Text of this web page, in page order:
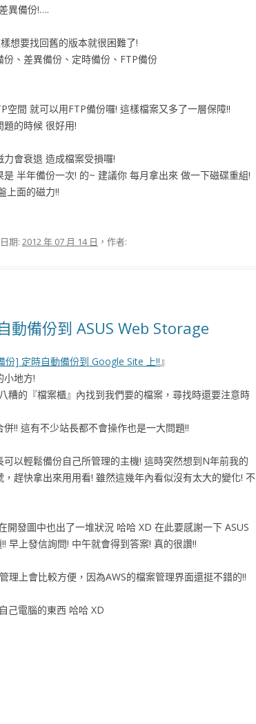
異備份!….
想要找回舊的版本就很困難了!
、差異備份、定時備份、FTP備份
空間 就可以用FTP備份囉! 這樣檔案又多了一層保障!!
的時候 很好用!
會衰退 造成檔案受損囉!
半年備份一次! 的~ 建議你 每月拿出來 做一下磁碟重組!
上面的磁力!!
期: 2012 年 07 月 14 日 ，作者:
動備份到 ASUS Web Storage
份] 定時自動備份到 Google Site 上!!』
小地方!
糟的『檔案櫃』內找到我們要的檔案，尋找時還要注意時
!! 這有不少站長都不會操作也是一大問題!!
以輕鬆備份自己所管理的主機! 這時突然想到N年前我的
，趕快拿出來用用看! 雖然這幾年內看似沒有太大的變化! 不
發圖中也出了一堆狀況 哈哈 XD 在此要感謝一下 ASUS
早上發信詢問! 中午就會得到答案! 真的很讚!!
理上會比較方便，因為AWS的檔案管理界面還挺不錯的!!
己電腦的東西 哈哈 XD